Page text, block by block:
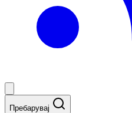
Пребарувај